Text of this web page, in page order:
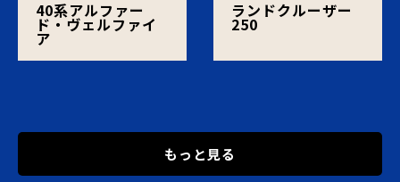
40系アルファー
ド・ヴェルファイ
ア
ランドクルーザー
250
もっと見る